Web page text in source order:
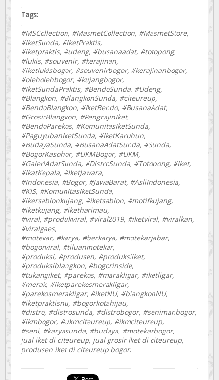
.
Tags:
.
#MSCollection, #MasmetCollection, #MasmetStore,
#IketSunda, #IketPraktis,
#iketpraktis, #udeng, #busanaadat, #totopong,
#lukis, #souvenir, #kerajinan,
#iketlukisbogor, #souvenirbogor, #kerajinanbogor,
#oleholehbogor, #kujangbogor,
#IketSundaPraktis, #BendoSunda, #Udeng,
#Blangkon, #BlangkonSunda, #citeureup,
#BendoBlangkon, #IketBendo, #BusanaAdat,
#GrosirBlangkon, #PengrajinIket,
#BendoParekos, #KomunitasIketSunda,
#PaguyubanIketSunda, #IketKaruhun,
#BudayaSunda, #BusanaAdatSunda, #Sunda,
#BogorKasohor, #UKMBogor, #UKM,
#GaleriAdatSunda, #DistroSunda, #Totopong, #Iket,
#IkatKepala, #IketJawara,
#Indonesia, #Bogor, #JawaBarat, #AsliIndonesia,
#KIS, #KomunitasIketSunda,
#ikersablonkujang, #iketsablon, #motifkujang,
#iketkujang, #iketharimau,
#viral, #produkviral, #viral2019, #iketviral, #viralkan,
#viralgaes,
#motekar, #karya, #berkarya, #motekarjabar,
#bogorviral, #tiluanmotekar,
#produksi, #produsen, #produksiiket,
#produksiblangkon, #bogorinside,
#tukangiket, #parekos, #marakligar, #iketligar,
#merak, #iketparekosmerakligar,
#parekosmerakligar, #iketNU, #blangkonNU,
#iketpraktisnu, #bogorkotahijau,
#distro, #distrosunda, #distrobogor, #senimanbogor,
#ikmbogor, #ukmciteureup, #ikmciteureup,
#seni, #karyasunda, #budaya, #motekarbogor,
jual iket di citeureup, jual grosir iket di citeureup,
produsen iket di citeureup bogor.